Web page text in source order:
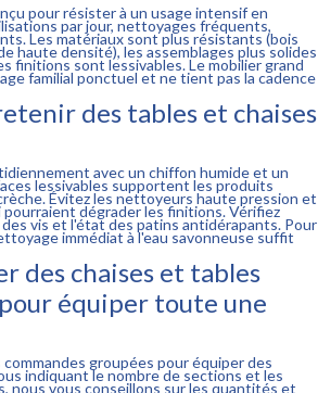
pour résister à un usage intensif en
par jour, nettoyages fréquents,
Les matériaux sont plus résistants (bois
haute densité), les assemblages plus solides
finitions sont lessivables. Le mobilier grand
familial ponctuel et ne tient pas la cadence
des tables et chaises
avec un chiffon humide et un
lessivables supportent les produits
Évitez les nettoyeurs haute pression et
dégrader les finitions. Vérifiez
vis et l'état des patins antidérapants. Pour
immédiat à l'eau savonneuse suffit
des chaises et tables
équiper toute une
groupées pour équiper des
indiquant le nombre de sections et les
nous vous conseillons sur les quantités et